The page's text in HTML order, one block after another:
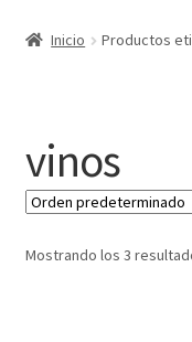
Más ideas
Técnicas del
Contactar
Inicio Productos
vinos
Mostrando los 3